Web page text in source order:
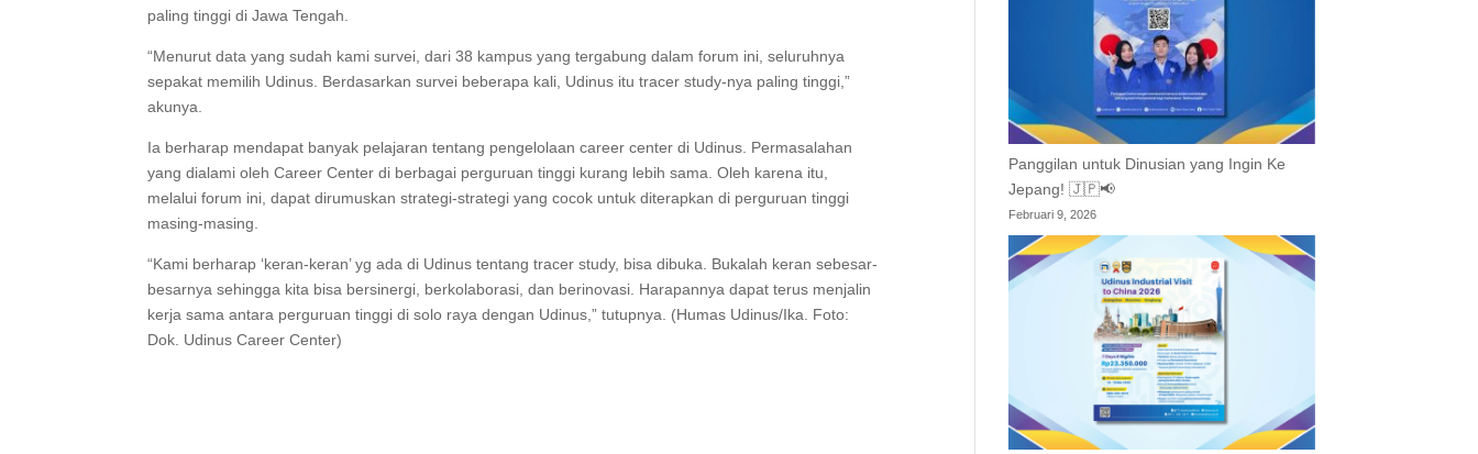
paling tinggi di Jawa Tengah.
“Menurut data yang sudah kami survei, dari 38 kampus yang tergabung dalam forum ini, seluruhnya
sepakat memilih Udinus. Berdasarkan survei beberapa kali, Udinus itu tracer study-nya paling tinggi,”
akunya.
Ia berharap mendapat banyak pelajaran tentang pengelolaan career center di Udinus. Permasalahan
yang dialami oleh Career Center di berbagai perguruan tinggi kurang lebih sama. Oleh karena itu,
melalui forum ini, dapat dirumuskan strategi-strategi yang cocok untuk diterapkan di perguruan tinggi
masing-masing.
“Kami berharap ‘keran-keran’ yg ada di Udinus tentang tracer study, bisa dibuka. Bukalah keran sebesar-
besarnya sehingga kita bisa bersinergi, berkolaborasi, dan berinovasi. Harapannya dapat terus menjalin
kerja sama antara perguruan tinggi di solo raya dengan Udinus,” tutupnya. (Humas Udinus/Ika. Foto:
Dok. Udinus Career Center)
Panggilan untuk Dinusian yang Ingin Ke
Jepang! 🇯🇵📢
Februari 9, 2026